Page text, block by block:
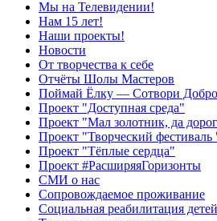
Мы на Телевидении!
Нам 15 лет!
Наши проекты!
Новости
От творчества к себе
Отчёты Шолы Мастеров
Поймай Ёлку — Сотвори
Проект "Доступная среда"
Проект "Мал золотник, да
Проект "Творческий
Проект "Тёплые сердца"
Проект #РасширяяГоризонты
СМИ о нас
Сопровождаемое проживание
Социальная реабилитация детей